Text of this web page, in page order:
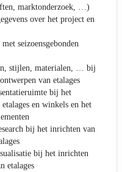
marktonderzoek, …)
over het project en
seizoensgebonden
stijlen, materialen, … bij
van etalages
bij het
en winkels en het
bij het inrichten van
bij het inrichten
etalages